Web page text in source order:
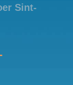
Sint-